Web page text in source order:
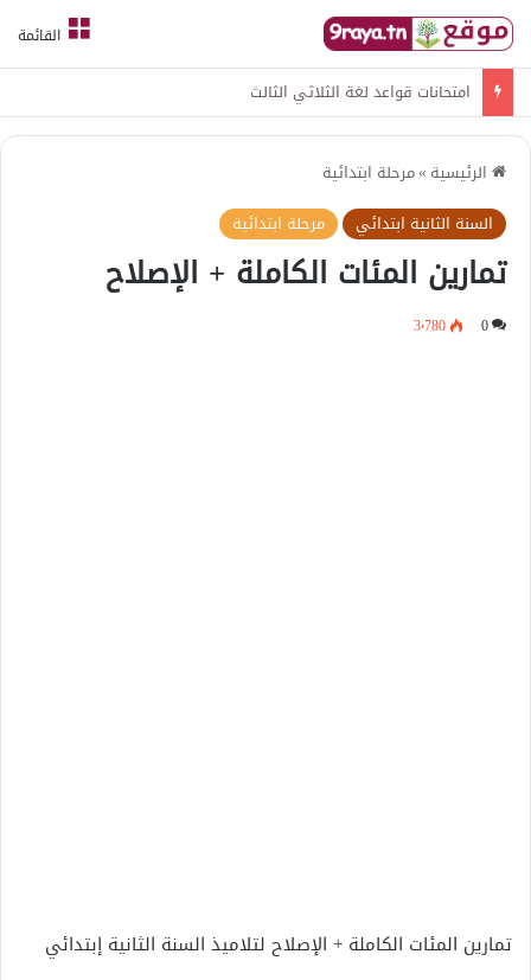
القائمة
امتحانات قواعد لغة الثلاثي الثالث
الرئيسية »مرحلة ابتدائية
السنة الثانية ابتدائي
مرحلة ابتدائية
تمارين المئات الكاملة + الإصلاح
0 3٬780
تمارين المئات الكاملة + الإصلاح لتلاميذ السنة الثانية إبتدائي